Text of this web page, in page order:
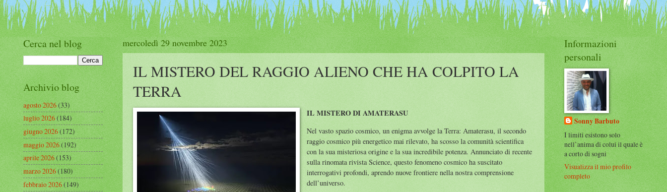
mercoledì 29 novembre 2023
IL MISTERO DEL RAGGIO ALIENO CHE HA COLPITO LA
TERRA
IL MISTERO DI AMATERASU
Nel vasto spazio cosmico, un enigma avvolge la Terra: Amaterasu, il secondo
raggio cosmico più energetico mai rilevato, ha scosso la comunità scientifica
con la sua misteriosa origine e la sua incredibile potenza. Annunciato di recente
sulla rinomata rivista Science, questo fenomeno cosmico ha suscitato
interrogativi profondi, aprendo nuove frontiere nella nostra comprensione
dell’universo.
Cerca nel blog
Archivio blog
agosto 2026(33)
luglio 2026(184)
giugno 2026(172)
maggio 2026(192)
aprile 2026(153)
marzo 2026(180)
febbraio 2026(149)
Informazioni
personali
Sonny Barbuto
I limiti esistono solo
nell’anima di colui il quale è
a corto di sogni
Visualizza il mio profilo
completo